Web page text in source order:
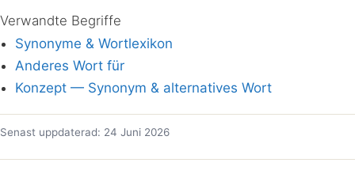
Verwandte Begriffe
Synonyme & Wortlexikon
Anderes Wort für
Konzept — Synonym & alternatives Wort
Senast uppdaterad: 24 Juni 2026